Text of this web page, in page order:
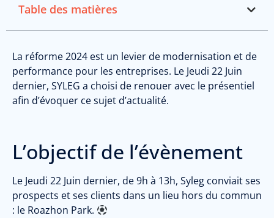
Table des matières
La réforme 2024 est un levier de modernisation et de
performance pour les entreprises. Le Jeudi 22 Juin
dernier, SYLEG a choisi de renouer avec le présentiel
afin d’évoquer ce sujet d’actualité.
L’objectif de l’évènement
Le Jeudi 22 Juin dernier, de 9h à 13h, Syleg conviait ses
prospects et ses clients dans un lieu hors du commun
: le Roazhon Park.